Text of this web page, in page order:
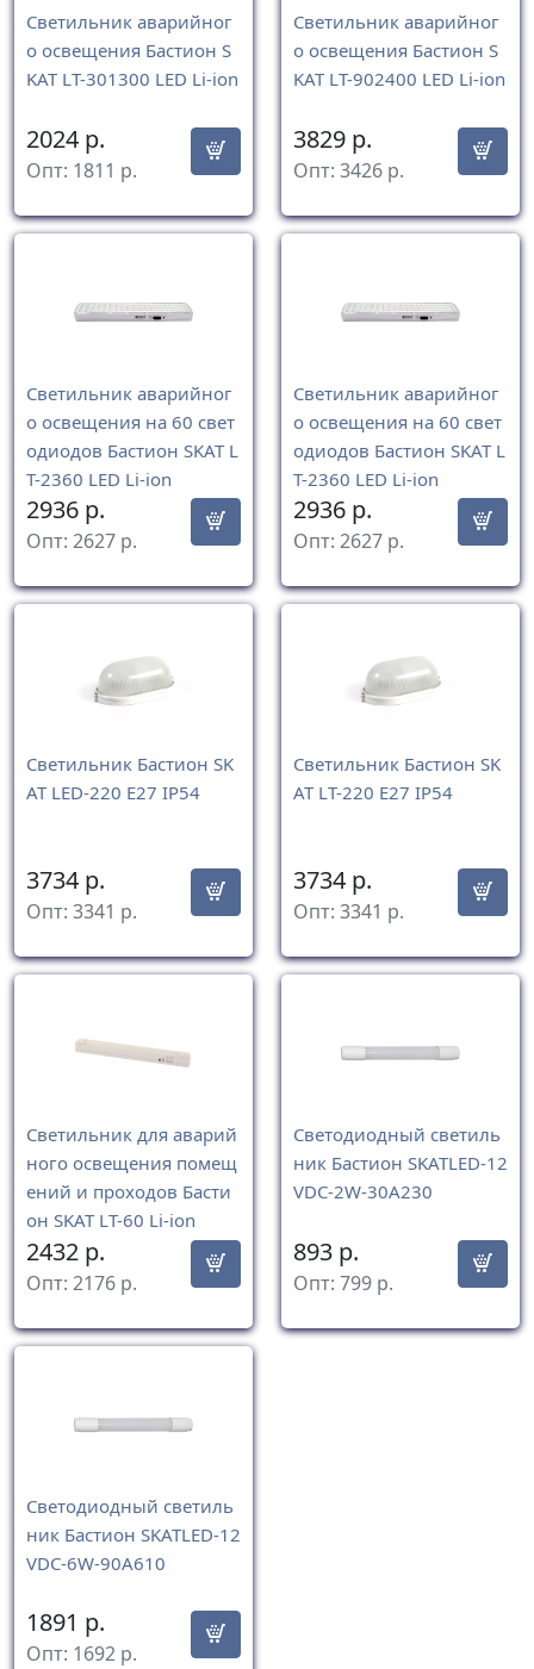
Светильник аварийног
о освещения Бастион S
KAT LT-301300 LED Li-ion
2024 р.
Опт: 1811 р.
Светильник аварийног
о освещения Бастион S
KAT LT-902400 LED Li-ion
3829 р.
Опт: 3426 р.
Светильник аварийног
о освещения на 60 свет
одиодов Бастион SKAT L
T-2360 LED Li-ion
2936 р.
Опт: 2627 р.
Светильник аварийног
о освещения на 60 свет
одиодов Бастион SKAT L
T-2360 LED Li-ion
2936 р.
Опт: 2627 р.
Светильник Бастион SK
AT LED-220 E27 IP54
3734 р.
Опт: 3341 р.
Светильник Бастион SK
AT LT-220 Е27 IP54
3734 р.
Опт: 3341 р.
Светильник для аварий
ного освещения помещ
ений и проходов Басти
он SKAT LT-60 Li-ion
2432 р.
Опт: 2176 р.
Светодиодный светиль
ник Бастион SKATLED-12
VDC-2W-30A230
893 р.
Опт: 799 р.
Светодиодный светиль
ник Бастион SKATLED-12
VDC-6W-90A610
1891 р.
Опт: 1692 р.